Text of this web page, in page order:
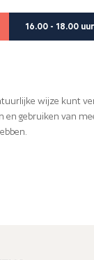
16.00 - 18.00 uur
wijze kunt
en gebruiken van